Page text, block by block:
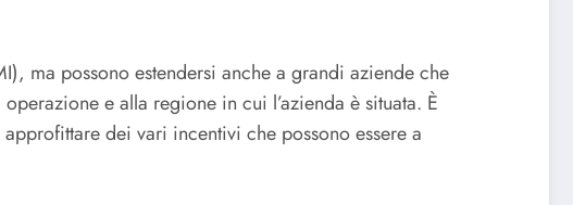
ma possono estendersi anche a grandi aziende che
e alla regione in cui l’azienda è situata. È
dei vari incentivi che possono essere a